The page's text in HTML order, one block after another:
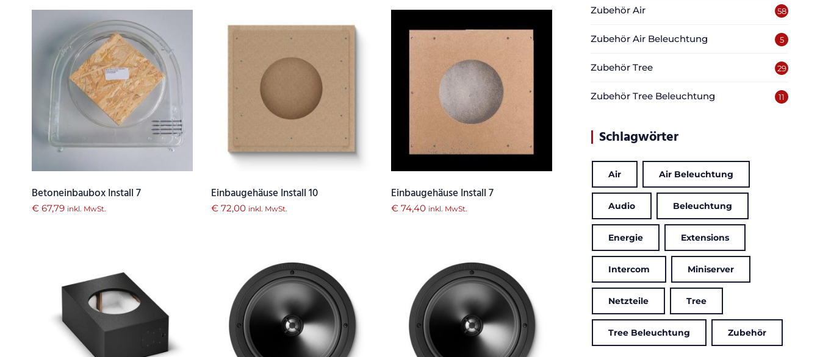
Betoneinbaubox Install 7
€ 67,79 inkl. MwSt.
Einbaugehäuse Install 10
€ 72,00 inkl. MwSt.
Einbaugehäuse Install 7
€74,40 inkl. MwSt.
Zubehör Air 58
Zubehör Air Beleuchtung 5
Zubehör Tree 29
Zubehör Tree Beleuchtung 11
Schlagwörter
Air Air Beleuchtung
Audio Beleuchtung
Energie Extensions
Intercom Miniserver
Netzteile Tree
Tree Beleuchtung Zubehör